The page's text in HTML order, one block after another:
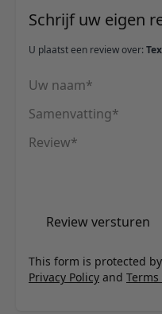
Schrijf uw eigen
U plaatst een review over:
Uw naam
Samenvatting
Review
Review versturen
This form is protected by
Privacy Policy and Terms